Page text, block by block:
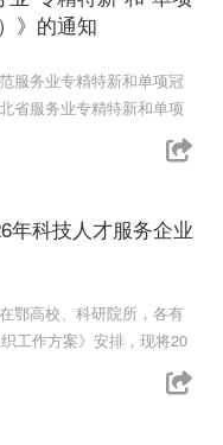
》的通知
服务业专精特新和单项冠
省服务业专精特新和单项
年科技人才服务企业
鄂高校、科研院所，各有
工作方案》安排，现将20